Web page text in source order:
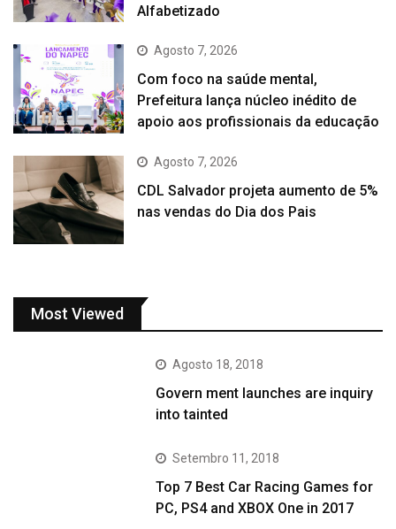
Alfabetizado
Agosto 7, 2026
Com foco na saúde mental,
Prefeitura lança núcleo inédito de
apoio aos profissionais da educação
Agosto 7, 2026
CDL Salvador projeta aumento de 5%
nas vendas do Dia dos Pais
Most Viewed
Agosto 18, 2018
Govern ment launches are inquiry
into tainted
Setembro 11, 2018
Top 7 Best Car Racing Games for
PC, PS4 and XBOX One in 2017